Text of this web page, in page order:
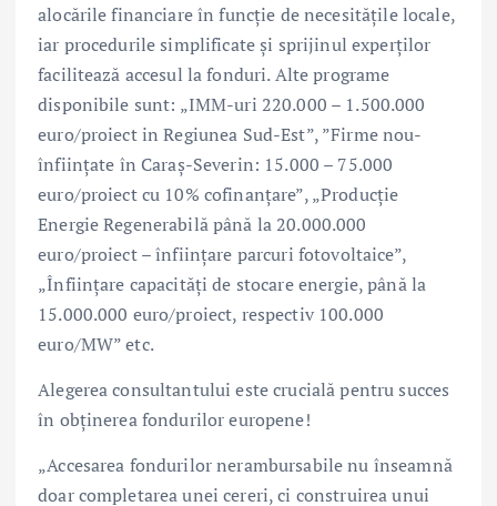
alocările financiare în funcție de necesitățile locale,
iar procedurile simplificate și sprijinul experților
facilitează accesul la fonduri. Alte programe
disponibile sunt: „IMM-uri 220.000 – 1.500.000
euro/proiect in Regiunea Sud-Est”, ”Firme nou-
înființate în Caraș-Severin: 15.000 – 75.000
euro/proiect cu 10% cofinanțare”, „Producție
Energie Regenerabilă până la 20.000.000
euro/proiect – înființare parcuri fotovoltaice”,
„Înființare capacități de stocare energie, până la
15.000.000 euro/proiect, respectiv 100.000
euro/MW” etc.
Alegerea consultantului este crucială pentru succes
în obținerea fondurilor europene!
„Accesarea fondurilor nerambursabile nu înseamnă
doar completarea unei cereri, ci construirea unui